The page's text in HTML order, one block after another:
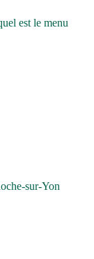
est le menu
sur-Yon